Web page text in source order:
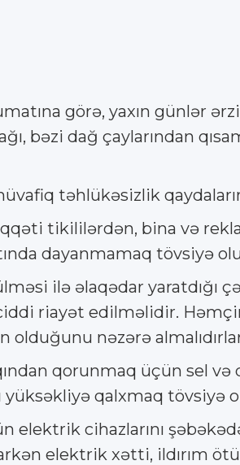
görə, yaxın günlər
bəzi dağ çaylarından
təhlükəsizlik
tikililərdən, bina və
dayanmamaq tövsiyə
ilə əlaqədar yaratdığı
riayət edilməlidir.
olduğunu nəzərə
qorunmaq üçün sel
yüksəkliyə qalxmaq tövsiyə
elektrik cihazlarını
elektrik xətti, ildırım